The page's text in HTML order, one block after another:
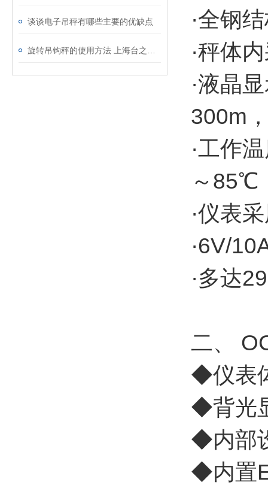
谈谈电子吊秤有哪些主要的优缺点
·全钢
·秤体
·液晶
300m
·工作
～85℃
·仪表
·6V/
·多达
二、
◆仪表
◆背光
◆内部
◆内置